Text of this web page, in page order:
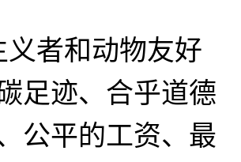
义者和动物友好
足迹、合乎道德
公平的工资、最